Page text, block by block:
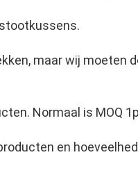
maar wij moeten
Normaal is MOQ
en